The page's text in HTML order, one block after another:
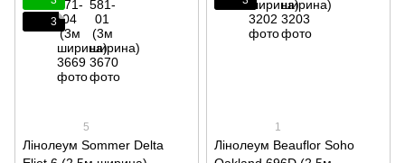
3
5
Лінолеум Sommer Delta
1
Лінолеум Beauflor Soho